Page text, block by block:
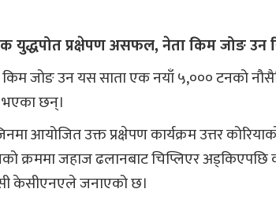
युद्धपोत प्रक्षेपण असफल, नेता किम जोङ उन
किम जोङ उन यस साता एक नयाँ ५,००० टनको
भएका छन्।
आयोजित उक्त प्रक्षेपण कार्यक्रम उत्तर
क्रममा जहाज ढलानबाट चिप्लिएर
केसीएनएले जनाएको छ।